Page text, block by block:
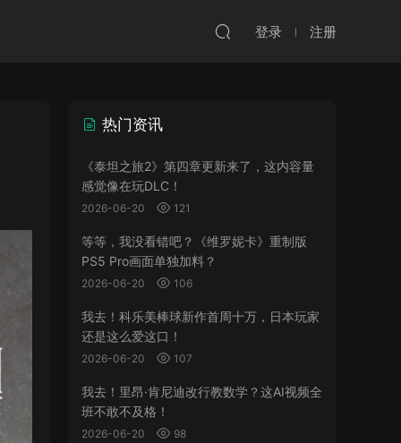
登录 注册
热门资讯
《泰坦之旅2》第四章更新来了，这内容量
感觉像在玩DLC！
2026-06-20 121
等等，我没看错吧？《维罗妮卡》重制版
PS5 Pro画面单独加料？
2026-06-20 106
我去！科乐美棒球新作首周十万，日本玩家
还是这么爱这口！
2026-06-20 107
我去！里昂·肯尼迪改行教数学？这AI视频全
班不敢不及格！
2026-06-20 98